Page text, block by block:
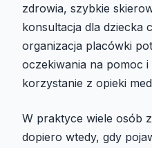
zdrowia, szybkie
konsultacja dla dziecka
organizacja placówki
oczekiwania na pomoc i
korzystanie z opieki
W praktyce wiele osób
dopiero wtedy, gdy